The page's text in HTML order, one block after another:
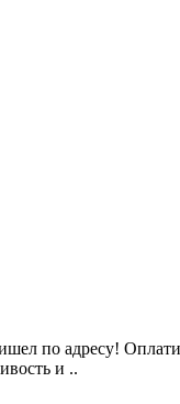
по адресу!
и ..